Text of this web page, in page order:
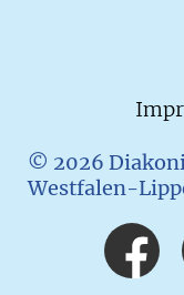
© 2026
Westfalen-